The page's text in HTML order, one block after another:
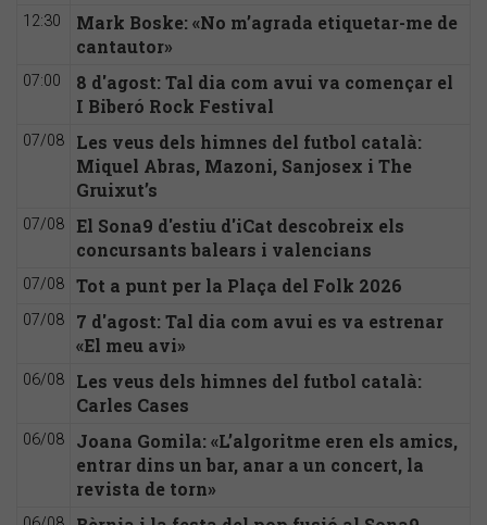
12:30
Mark Boske: «No m’agrada etiquetar-me de
cantautor»
07:00
8 d'agost: Tal dia com avui va començar el
I Biberó Rock Festival
07/08
Les veus dels himnes del futbol català:
Miquel Abras, Mazoni, Sanjosex i The
Gruixut’s
07/08
El Sona9 d'estiu d'iCat descobreix els
concursants balears i valencians
07/08 Tot a punt per la Plaça del Folk 2026
07/08
7 d'agost: Tal dia com avui es va estrenar
«El meu avi»
06/08
Les veus dels himnes del futbol català:
Carles Cases
06/08
Joana Gomila: «L’algoritme eren els amics,
entrar dins un bar, anar a un concert, la
revista de torn»